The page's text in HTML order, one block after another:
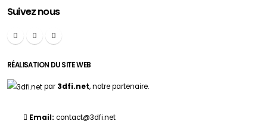
Suivez nous
RÉALISATION DU SITE WEB
par 3dfi.net, notre partenaire.
Email: contact@3dfi.net